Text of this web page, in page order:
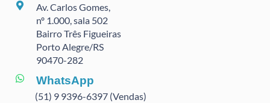
Av. Carlos Gomes,
nº 1.000, sala 502
Bairro Três Figueiras
Porto Alegre/RS
90470-282
WhatsApp
(51) 9 9396-6397 (Vendas)